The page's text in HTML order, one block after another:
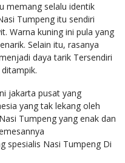
memang selalu identik
Tumpeng itu sendiri
Warna kuning ini pula yang
Selain itu, rasanya
daya tarik Tersendiri
jakarta pusat yang
yang tak lekang oleh
Tumpeng yang enak dan
spesialis Nasi Tumpeng Di